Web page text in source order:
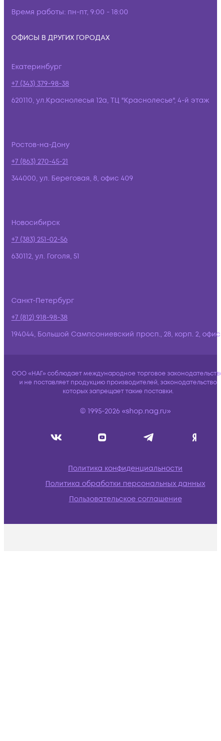
Время работы: пн-пт, 9:00 - 18:00
ОФИСЫ В ДРУГИХ ГОРОДАХ
Екатеринбург
+7 (343) 379-98-38
620110, ул.Краснолесья 12а, ТЦ "Краснолесье", 4-й этаж
Ростов-на-Дону
+7 (863) 270-45-21
344000, ул. Береговая, 8, офис 409
Новосибирск
+7 (383) 251-02-56
630112, ул. Гоголя, 51
Санкт-Петербург
+7 (812) 918-98-38
194044, Большой Сампсониевский просп., 28, корп. 2,
ООО «НАГ» соблюдает международное торговое
и не поставляет продукцию производителей, законодательство
которых запрещает такие поставки.
© 1995-2026 «shop.nag.ru»
Политика конфиденциальности
Политика обработки персональных данных
Пользовательское соглашение